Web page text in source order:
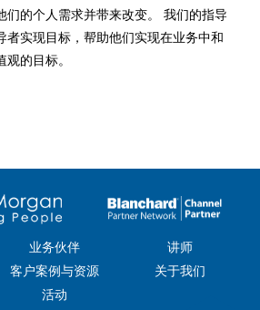
们的个人需求并带来改变。 我们的指导
者实现目标，帮助他们实现在业务中和
的目标。
业务伙伴
讲师
客户案例与资源
关于我们
活动